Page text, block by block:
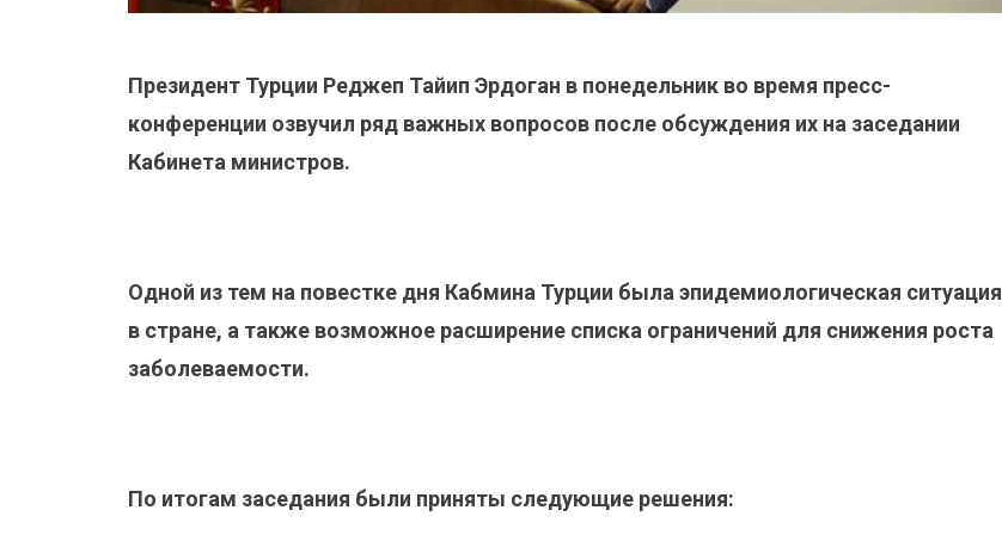
Президент Турции Реджеп Тайип Эрдоган в понедельник во время пресс-
конференции озвучил ряд важных вопросов после обсуждения их на заседании
Кабинета министров.
Одной из тем на повестке дня Кабмина Турции была эпидемиологическая ситуация
в стране, а также возможное расширение списка ограничений для снижения роста
заболеваемости.
По итогам заседания были приняты следующие решения: